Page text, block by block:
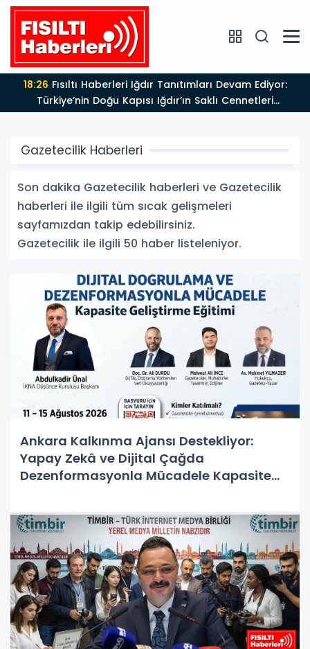
18:26
Türkiye’nin Doğu Kapısı Iğdır’ın Saklı Cennetleri
Keşfedilmeyi Bekliyor
Gazetecilik Haberleri
Son dakika Gazetecilik haberleri ve Gazetecilik
haberleri ile ilgili tüm sıcak gelişmeleri
sayfamızdan takip edebilirsiniz.
Gazetecilik ile ilgili 50 haber listeleniyor.
Ankara Kalkınma Ajansı Destekliyor:
Yapay Zekâ ve Dijital Çağda
Dezenformasyonla Mücadele Kapasite